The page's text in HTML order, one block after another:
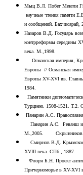
Мыц В.Л. Побег Менгли
научные чтения памяти
и сообщений. Бахчисарай,
Назаров В.Д. Государь
контрреформы середины
века. М.,1998.
Османская империя,
Европы // Османская
Европы XV-XVI вв.
1984.
Памятники
Турциею. 1508-1521.
Панарин А.С.
Панарин А.С. Реванш
М.,2005. Скрынников
Смирнов В.Д. Крымское
XVIII века. СПб., 1887.
Флоря Б.Н. Проект
Причерноморье в XV-